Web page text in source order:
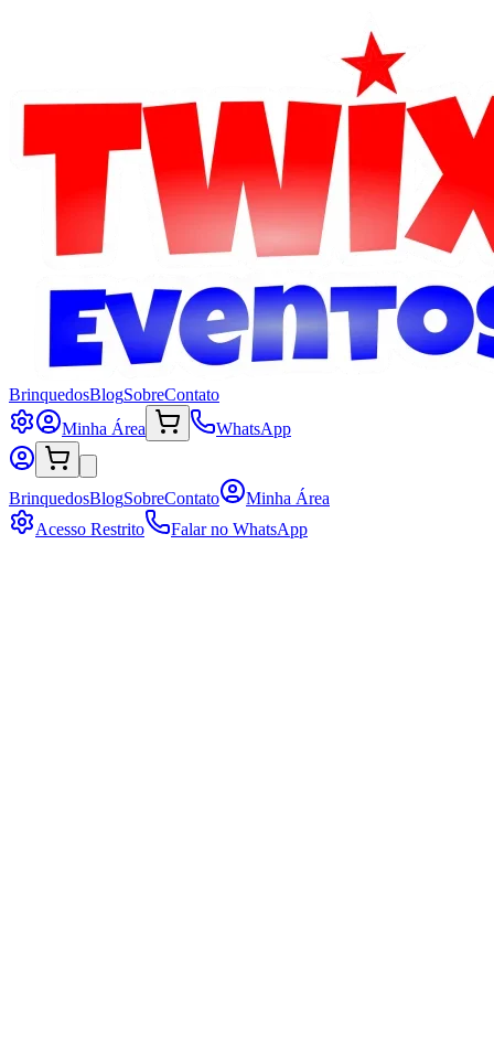
BrinquedosBlogSobreContato
Minha Área
WhatsApp
BrinquedosBlogSobreContato
Minha Área
Acesso Restrito
Falar no WhatsApp